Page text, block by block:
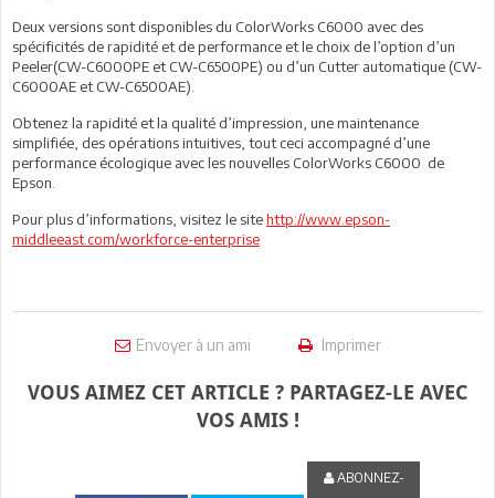
Deux versions sont disponibles du ColorWorks C6000 avec des
spécificités de rapidité et de performance et le choix de l’option d’un
Peeler(CW-C6000PE et CW-C6500PE) ou d’un Cutter automatique (CW-
C6000AE et CW-C6500AE).
Obtenez la rapidité et la qualité d’impression, une maintenance
simplifiée, des opérations intuitives, tout ceci accompagné d’une
performance écologique avec les nouvelles ColorWorks C6000 de
Epson.
Pour plus d’informations, visitez le sitehttp://www.epson-
middleeast.com/workforce-enterprise
Envoyer à un ami Imprimer
VOUS AIMEZ CET ARTICLE ? PARTAGEZ-LE AVEC
VOS AMIS !
ABONNEZ-